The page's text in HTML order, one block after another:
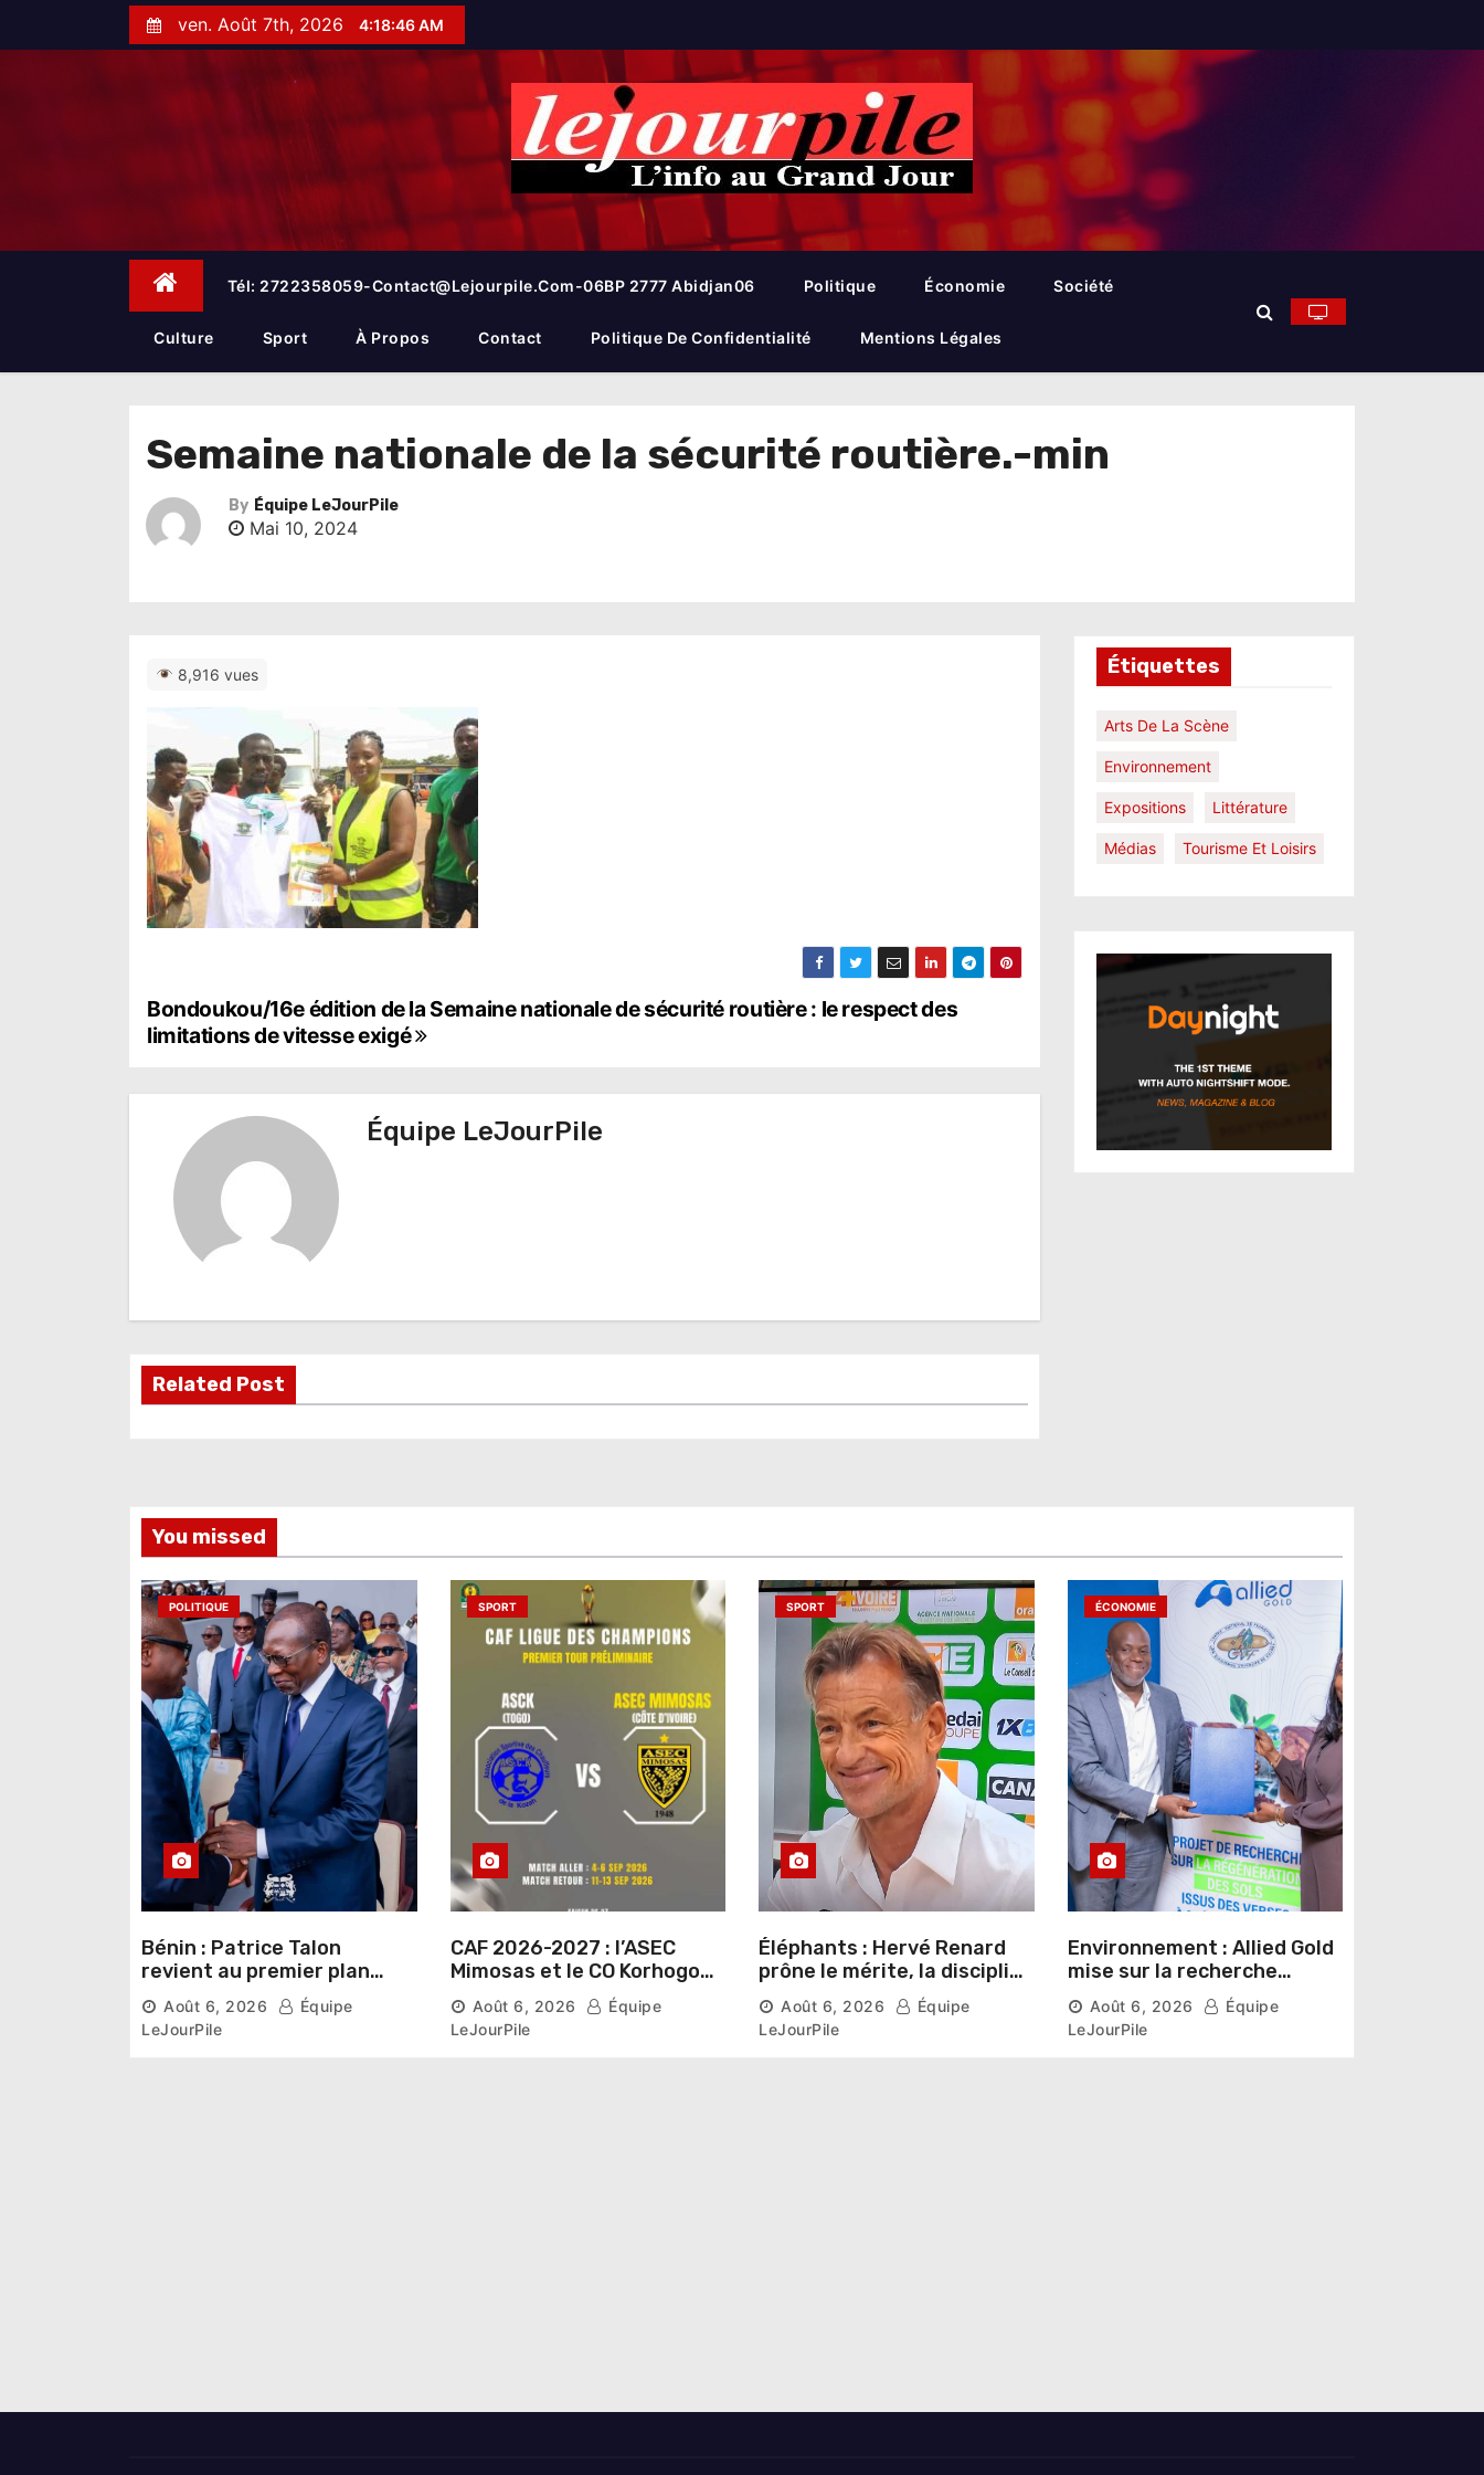
t
ven. Août 7th, 2026 4:18:47 AM
Tél: 2722358059-Contact@lejourpile.com-06BP 2777 Abidjan06 Politique Économie Société
Culture Sport À Propos Contact Politique De Confidentialité Mentions Légales
Semaine nationale de la sécurité routière.-min
By Équipe LeJourPile
Mai 10, 2024
8,916 vues
N
v
i
n
l
’
a
r
t
i
c
l
e
Bondoukou/16e édition de la Semaine nationale de sécurité routière : le respect des
limitations de vitesse exigé
Équipe LeJourPile
Related Post
Étiquettes
Arts De La Scène
Environnement
Expositions Littérature
Médias Tourisme Et Loisirs
You missed
POLITIQUE
Bénin : Patrice Talon
revient au premier plan
institutionnel comme
premier président du Sénat
Août 6, 2026
Équipe
LeJourPile
SPORT
CAF 2026-2027 : l’ASEC
Mimosas et le CO Korhogo
connaissent leur route vers
la phase de groupes
Août 6, 2026
Équipe
LeJourPile
SPORT
Éléphants : Hervé Renard
prône le mérite, la discipline
et l’esprit collectif pour un
nouveau départ
Août 6, 2026
Équipe
LeJourPile
ÉCONOMIE
Environnement : Allied Gold
mise sur la recherche
scientifique pour restaurer
les sols de ses sites miniers
Août 6, 2026
Équipe
LeJourPile